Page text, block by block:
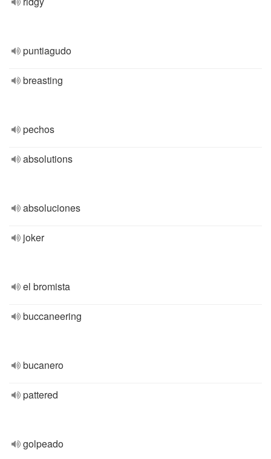
puntiagudo
breasting
pechos
absolutions
absoluciones
joker
el bromista
buccaneering
bucanero
pattered
golpeado